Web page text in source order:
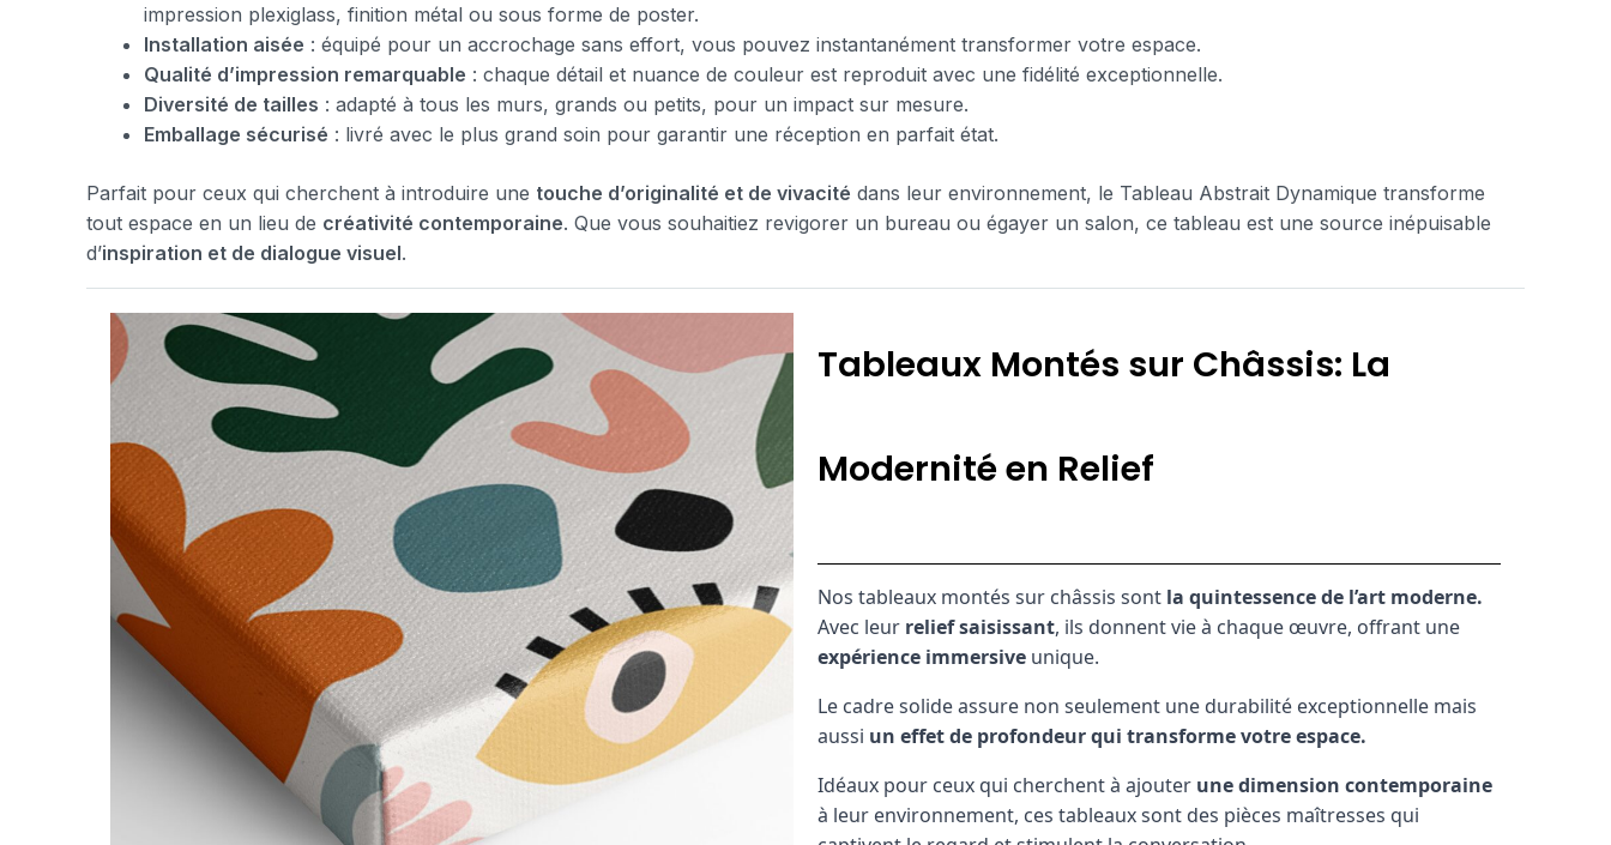
impression plexiglass, finition métal ou sous forme de poster.
Installation aisée : équipé pour un accrochage sans effort, vous pouvez instantanément transformer votre espace.
Qualité d’impression remarquable : chaque détail et nuance de couleur est reproduit avec une fidélité exceptionnelle.
Diversité de tailles : adapté à tous les murs, grands ou petits, pour un impact sur mesure.
Emballage sécurisé : livré avec le plus grand soin pour garantir une réception en parfait état.
Parfait pour ceux qui cherchent à introduire une touche d’originalité et de vivacité dans leur environnement, le Tableau Abstrait Dynamique transforme
tout espace en un lieu de créativité contemporaine. Que vous souhaitiez revigorer un bureau ou égayer un salon, ce tableau est une source inépuisable
d’inspiration et de dialogue visuel.
Tableaux Montés sur Châssis: La
Modernité en Relief
Nos tableaux montés sur châssis sont la quintessence de l’art moderne.
Avec leur relief saisissant, ils donnent vie à chaque œuvre, offrant une
expérience immersive unique.
Le cadre solide assure non seulement une durabilité exceptionnelle mais
aussi un effet de profondeur qui transforme votre espace.
Idéaux pour ceux qui cherchent à ajouter une dimension contemporaine
à leur environnement, ces tableaux sont des pièces maîtresses qui